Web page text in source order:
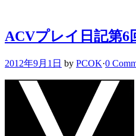
ACVプレイ日記第6
2012年9月1日 by PCOK·0